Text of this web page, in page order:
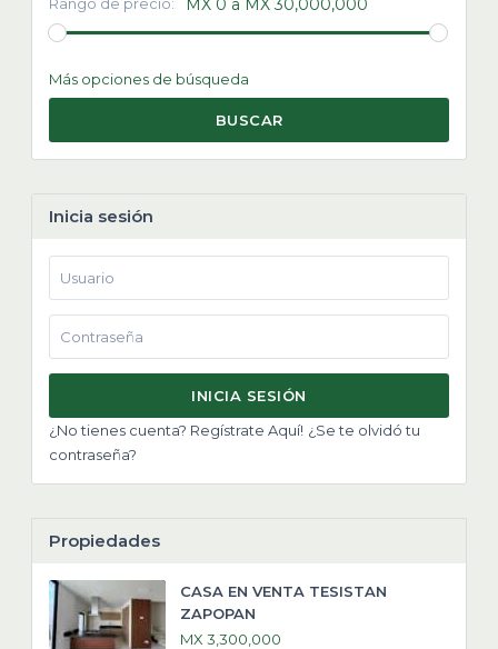
MX 0 a MX 30,000,000
Más opciones de búsqueda
BUSCAR
Inicia sesión
INICIA SESIÓN
¿No tienes cuenta? Regístrate Aquí! ¿Se te olvidó tu
contraseña?
Propiedades
CASA EN VENTA TESISTAN
ZAPOPAN
MX 3,300,000